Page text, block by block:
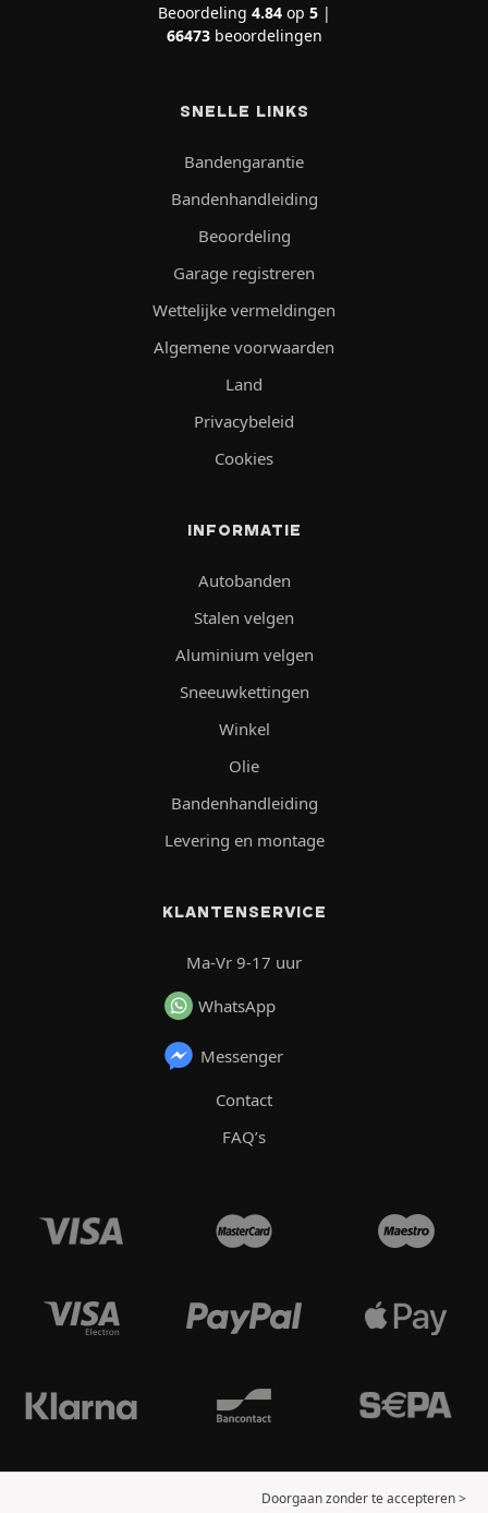
Beoordeling 4.84op 5|
66473beoordelingen
SNELLE LINKS
Bandengarantie
Bandenhandleiding
Beoordeling
Garage registreren
Wettelijke vermeldingen
Algemene voorwaarden
Land
Privacybeleid
Cookies
INFORMATIE
Autobanden
Stalen velgen
Aluminium velgen
Sneeuwkettingen
Winkel
Olie
Bandenhandleiding
Levering en montage
KLANTENSERVICE
Ma-Vr 9-17 uur
WhatsApp
Messenger
Contact
FAQ’s
Doorgaan zonder te accepteren >